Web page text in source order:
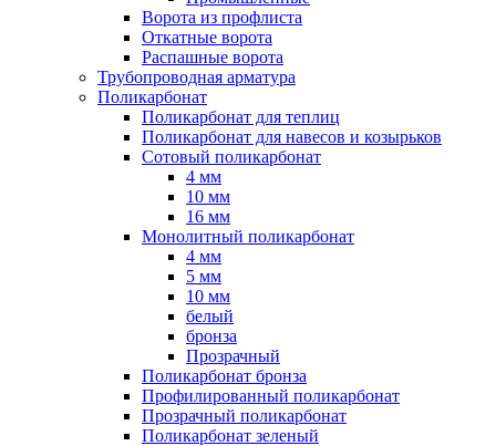
Ворота из профлиста
Откатные ворота
Распашные ворота
Трубопроводная арматура
Поликарбонат
Поликарбонат для теплиц
Поликарбонат для навесов и козырьков
Сотовый поликарбонат
4 мм
10 мм
16 мм
Монолитный поликарбонат
4 мм
5 мм
10 мм
белый
бронза
Прозрачный
Поликарбонат бронза
Профилированный поликарбонат
Прозрачный поликарбонат
Поликарбонат зеленый